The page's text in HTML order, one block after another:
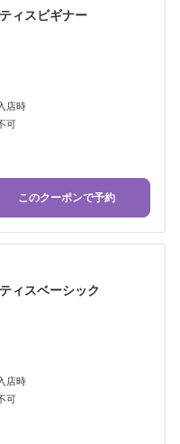
ィスビギナー
店時
可
このクーポンで予約
ィスベーシック
店時
可